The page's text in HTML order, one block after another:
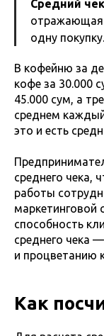
Средний чек
отражающая
одну покупку.
В кофейню за
кофе за 30.000
45.000 сум, а
среднем
это и есть
среднего чека,
работы
маркетинговой
способность
среднего чека
и процветанию
Как